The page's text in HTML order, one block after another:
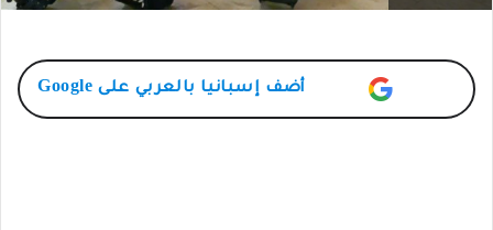
أضف إسبانيا بالعربي على Google